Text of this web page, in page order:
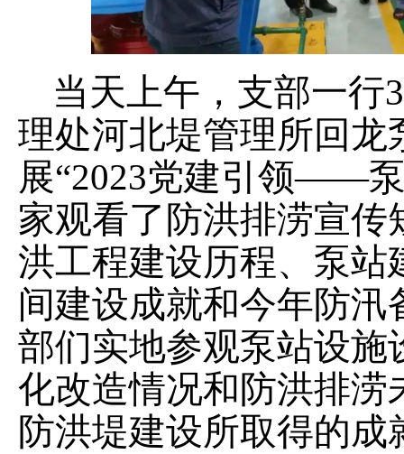
当天上午，支部一行
理处河北堤管理所回
展“2023党建引领——
家观看了防洪排涝宣传
洪工程建设历程、泵站
间建设成就和今年防
部们实地参观泵站设
化改造情况和防洪排
防洪堤建设所取得的